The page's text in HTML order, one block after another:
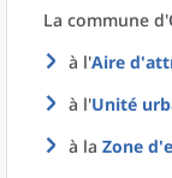
La commune d'
à l'Aire
à l'Unité
à la Zone